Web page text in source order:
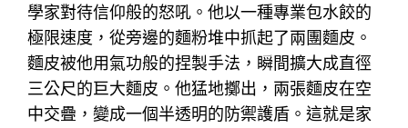
學家對待信仰般的怒吼。他以一種專業包水餃的
極限速度，從旁邊的麵粉堆中抓起了兩團麵皮。
麵皮被他用氣功般的捏製手法，瞬間擴大成直徑
三公尺的巨大麵皮。他猛地擲出，兩張麵皮在空
中交疊，變成一個半透明的防禦護盾。這就是家